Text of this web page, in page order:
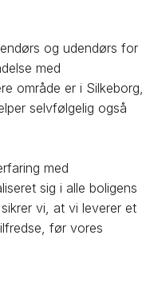
og udendørs for
med
område er i Silkeborg,
selvfølgelig også
med
sig i alle boligens
vi, at vi leverer et
før vores